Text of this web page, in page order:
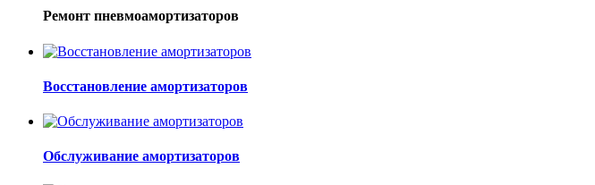
Ремонт пневмоамортизаторов
Восстановление амортизаторов
Обслуживание амортизаторов